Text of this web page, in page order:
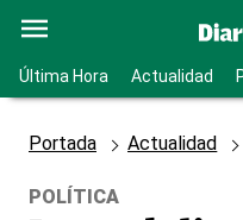
Última Hora Actualidad
Portada Actualidad
POLÍTICA